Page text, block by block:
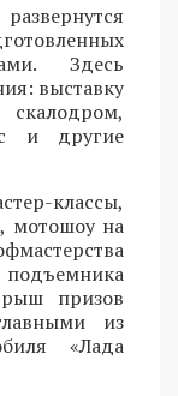
Здесь
выставку
и другие
классы,
мотошоу на
подъемника
призов
из
«Лада